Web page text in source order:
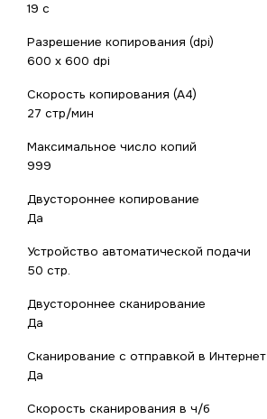
19 с
Разрешение копирования (dpi)
600 x 600 dpi
Скорость копирования (A4)
27 стр/мин
Максимальное число копий
999
Двустороннее копирование
Да
Устройство автоматической подачи
50 стр.
Двустороннее сканирование
Да
Сканирование с отправкой в Интернет
Да
Скорость сканирования в ч/б